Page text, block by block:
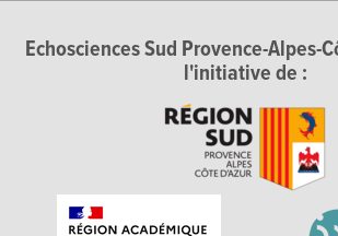
Echosciences Sud Provence-Alpes-
l'initiative de :